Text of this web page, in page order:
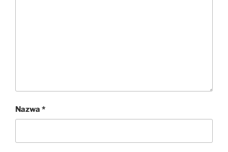
Nazwa *